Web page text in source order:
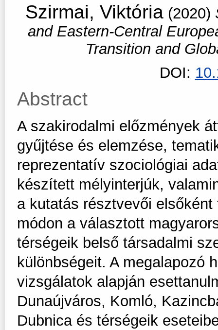
Szirmai, Viktória(2020)
and Eastern-Central
Transition and
DOI:
Abstract
A szakirodalmi előzmények
gyűjtése és elemzése,
reprezentatív szociológiai
készített mélyinterjúk,
a kutatás résztvevői
módon a választott
térségeik belső társadalmi
különbségeit. A megalapozó
vizsgálatok alapján
Dunaújváros, Komló,
Dubnica és térségeik